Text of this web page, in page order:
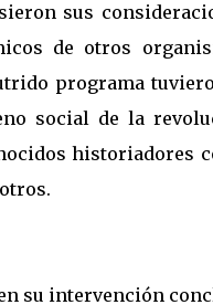
sus
de otros
programa
social de la
historiadores
su intervención